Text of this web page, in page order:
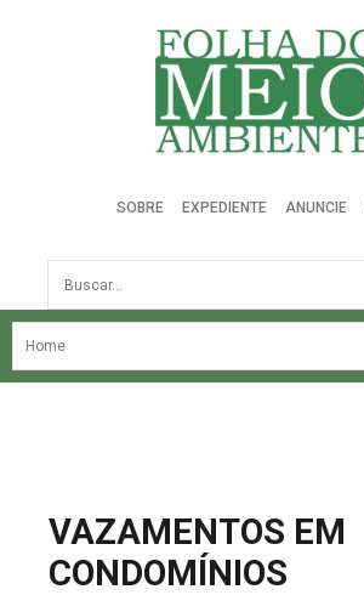
Folha do Meio Ambiente
SOBRE EXPEDIENTE ANUNCIE
Busca
NOSSA HISTÓRIA
COLUNA DO MEIO
VAZAMENTOS EM
CONDOMÍNIOS